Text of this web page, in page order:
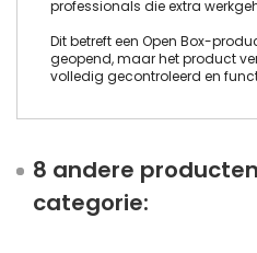
professionals die extra
Dit betreft een Open Box-
geopend, maar het product
volledig gecontroleerd en
8 andere
categorie: